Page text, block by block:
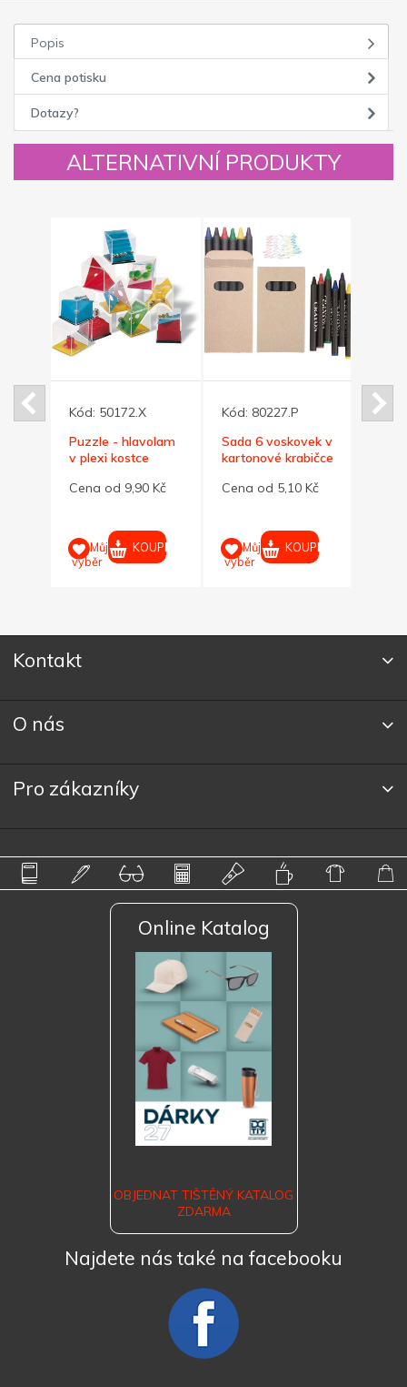
Popis
Cena potisku
Dotazy?
ALTERNATIVNÍ PRODUKTY
Kód: 50172.X
Puzzle - hlavolam
v plexi kostce
Cena od 9,90 Kč
Můj
výběr
KOUPIT
Kód: 80227.P
Sada 6 voskovek v
kartonové krabičce
Cena od 5,10 Kč
Můj
výběr
KOUPIT
Kód:
Kontakt
O nás
Pro zákazníky
Online Katalog
OBJEDNAT TIŠTĚNÝ KATALOG
ZDARMA
Najdete nás také na facebooku